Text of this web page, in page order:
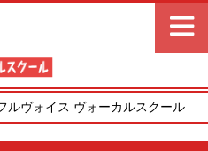
ルヴォイス ヴォーカルスクール